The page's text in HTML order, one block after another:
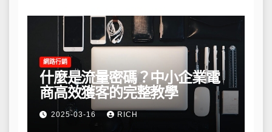
網路行銷
什麼是流量密碼？中小企業電
商高效獲客的完整教學
2025-03-16 RICH